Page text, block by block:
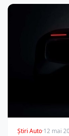
Știri Auto·12 mai